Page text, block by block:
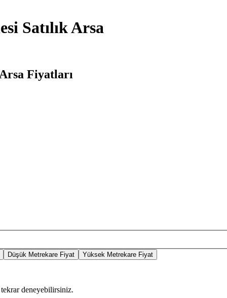
Satılık Arsa
Fiyatları
Düşük Metrekare Fiyat Yüksek Metrekare Fiyat
deneyebilirsiniz.